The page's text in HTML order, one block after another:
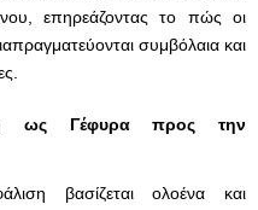
επηρεάζοντας το πώς οι
συμβόλαια και
ως Γέφυρα προς την
βασίζεται ολοένα και